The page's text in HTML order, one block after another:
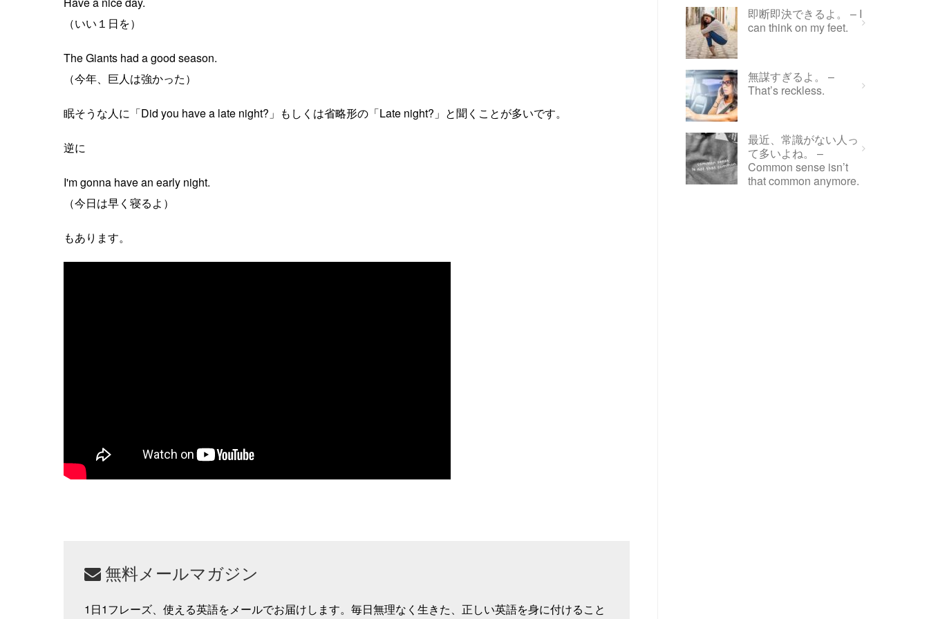
（いい１日を）
The Giants had a good season.
（今年、巨人は強かった）
眠そうな人に「Did you have a late night?」もしくは省略形の「Late night?」と聞くことが多いです。
逆に
I'm gonna have an early night.
（今日は早く寝るよ）
もあります。
無料メールマガジン
1日1フレーズ、使える英語をメールでお届けします。毎日無理なく生きた、正しい英語を身に付けること
即断即決できるよ。 – I
can think on my feet.
無謀すぎるよ。 –
That’s reckless.
最近、常識がない人っ
て多いよね。 –
Common sense isn’t
that common anymore.